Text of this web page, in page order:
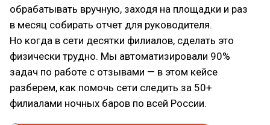
обрабатывать вручную, заходя на площадки и раз
в месяц собирать отчет для руководителя.
Но когда в сети десятки филиалов, сделать это
физически трудно. Мы автоматизировали 90%
задач по работе с отзывами — в этом кейсе
разберем, как помочь сети следить за 50+
филиалами ночных баров по всей России.